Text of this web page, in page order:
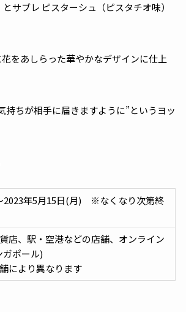
サブレ ピスターシュ（ピスタチオ味）
をあしらった華やかなデザインに仕上
ちが相手に届きますように”というヨッ
2023年5月15日(月) ※なくなり次第終
店、駅・空港などの店舗、オンライン
ポール)
舗により異なります